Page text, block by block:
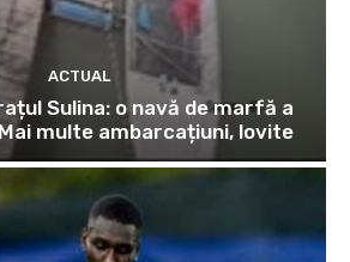
ACTUAL
Sulina: o navă de marfă a
multe ambarcațiuni, lovite